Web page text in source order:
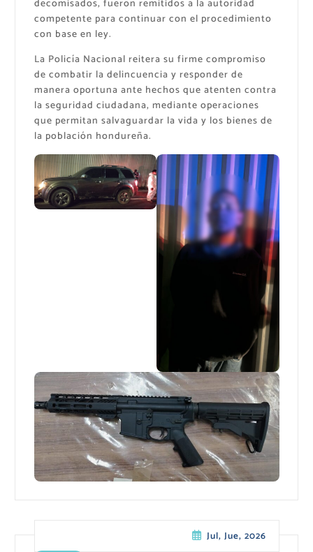
decomisados, fueron remitidos a la autoridad
competente para continuar con el procedimiento
con base en ley.
La Policía Nacional reitera su firme compromiso
de combatir la delincuencia y responder de
manera oportuna ante hechos que atenten contra
la seguridad ciudadana, mediante operaciones
que permitan salvaguardar la vida y los bienes de
la población hondureña.
Jul, Jue, 2026